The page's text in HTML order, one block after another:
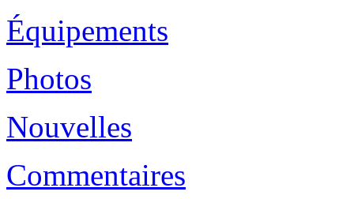
Équipements
Photos
Nouvelles
Commentaires